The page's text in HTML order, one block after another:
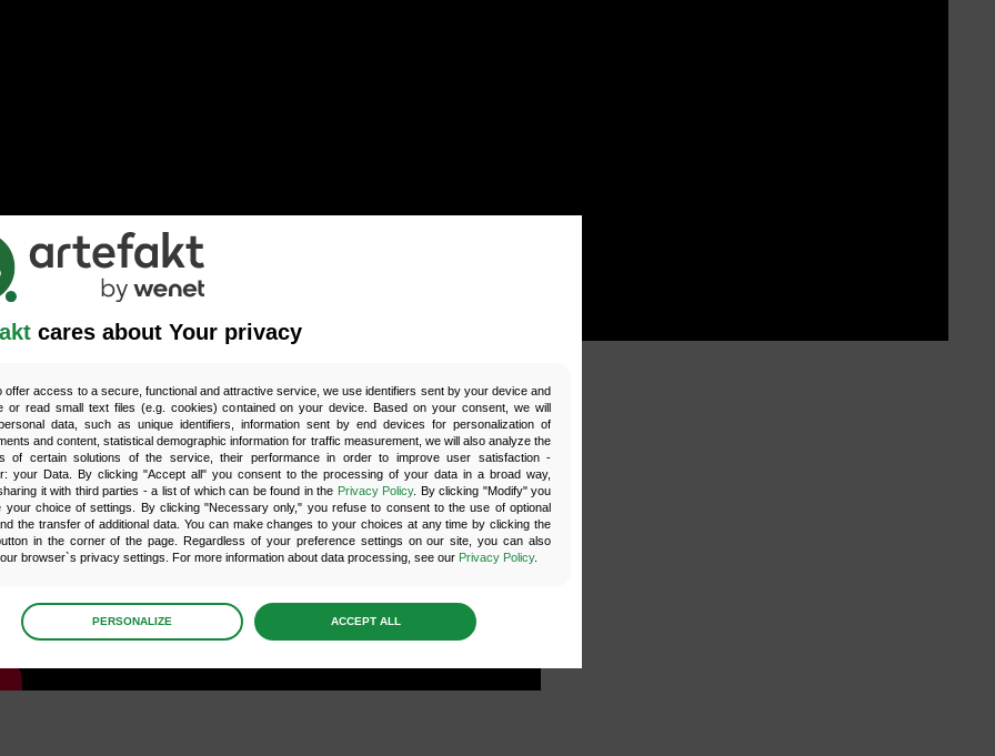
cares about Your privacy
offer access to a secure, functional and attractive service, we use identifiers sent by your device and
or read small text files (e.g. cookies) contained on your device. Based on your consent, we will
data, such as unique identifiers, information sent by end devices for personalization of
and content, statistical demographic information for traffic measurement, we will also analyze the
of certain solutions of the service, their performance in order to improve user satisfaction -
your Data. By clicking "Accept all" you consent to the processing of your data in a broad way,
it with third parties - a list of which can be found in the Privacy Policy. By clicking "Modify" you
your choice of settings. By clicking "Necessary only," you refuse to consent to the use of optional
the transfer of additional data. You can make changes to your choices at any time by clicking the
in the corner of the page. Regardless of your preference settings on our site, you can also
browser`s privacy settings. For more information about data processing, see our Privacy Policy.
preferences
PERSONALIZE ACCEPT ALL